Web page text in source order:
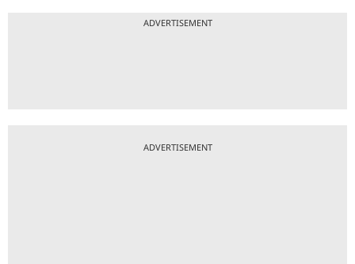
ADVERTISEMENT
ADVERTISEMENT